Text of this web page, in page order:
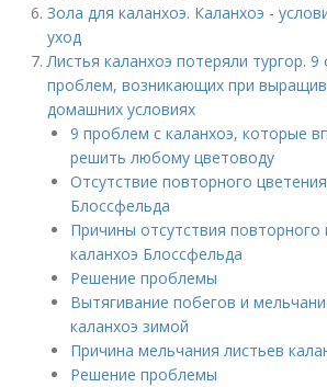
Зола для каланхоэ. Каланхоэ -
уход
Листья каланхоэ потеряли тургор. 9
проблем, возникающих при
домашних условиях
9 проблем с каланхоэ, которые
решить любому цветоводу
Отсутствие повторного
Блоссфельда
Причины отсутствия повторного
каланхоэ Блоссфельда
Решение проблемы
Вытягивание побегов и
каланхоэ зимой
Причина мельчания листьев
Решение проблемы